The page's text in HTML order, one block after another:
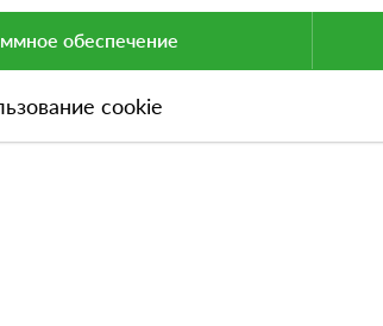
обеспечение
cookie